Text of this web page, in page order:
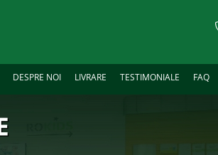
DESPRE NOI LIVRARE TESTIMONIALE FAQ